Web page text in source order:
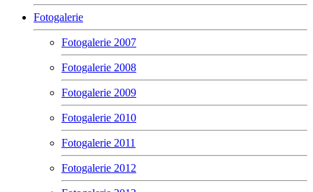
Fotogalerie
Fotogalerie 2007
Fotogalerie 2008
Fotogalerie 2009
Fotogalerie 2010
Fotogalerie 2011
Fotogalerie 2012